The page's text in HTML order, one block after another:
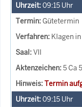
09:15 Uhr
Gütetermin
Klagen
VII
5 Ca
Termin
09:15 Uhr